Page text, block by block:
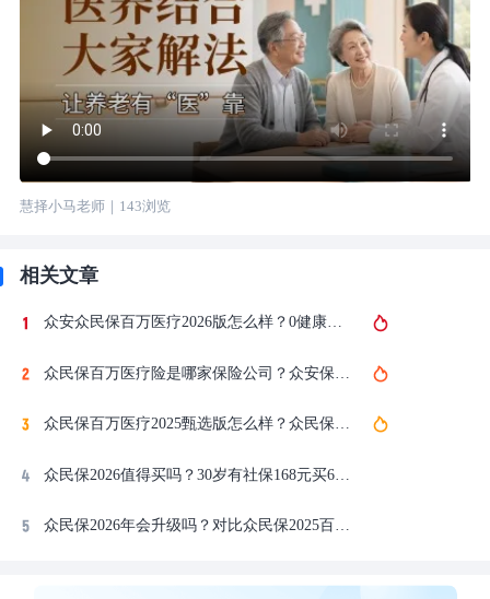
慧择小马老师｜ 143浏览
相关文章
众安众民保百万医疗2026版怎么样？0健康告知600万保额的百万医疗险
众民保百万医疗2025甄选版怎么样？众民保2026百万医疗险臻选版保障测评
众民保2026值得买吗？30岁有社保168元买600万保额的百万医疗险